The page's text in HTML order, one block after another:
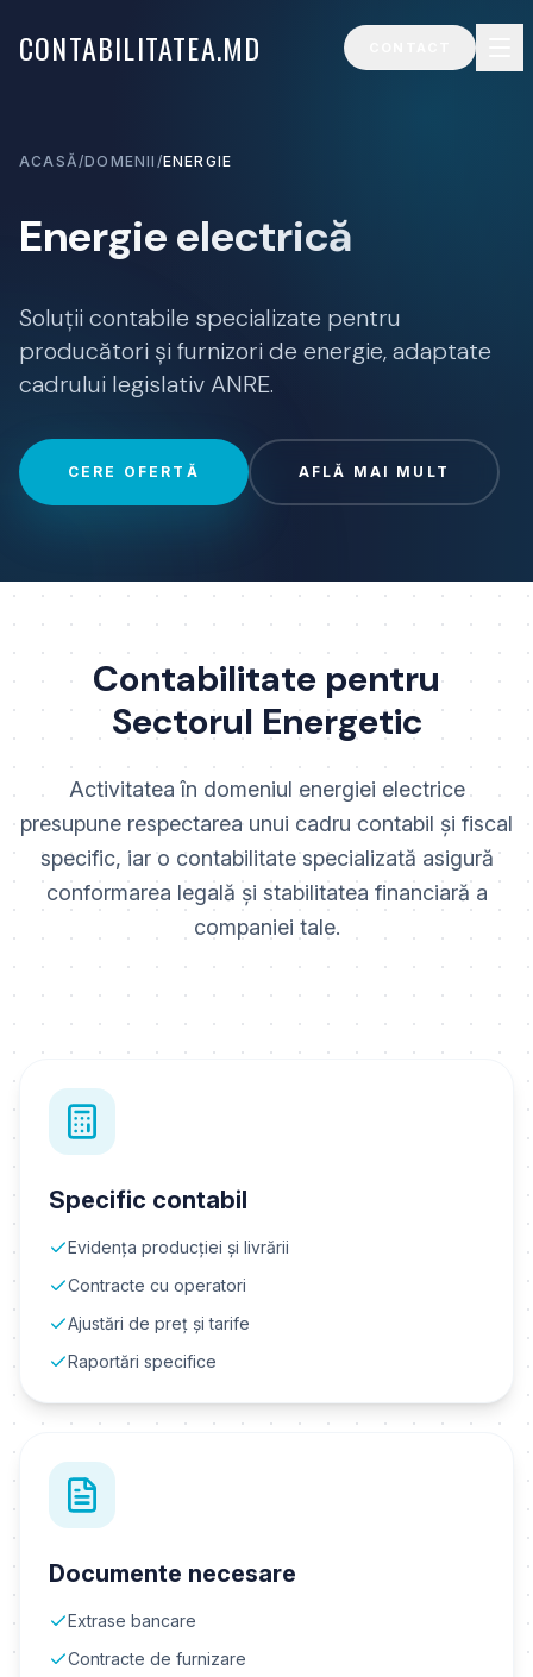
CONTABILITATEA.MD
ACASĂ/DOMENII /ENERGIE
Energie electrică
Soluții contabile specializate pentru
producători și furnizori de energie, adaptate
cadrului legislativ ANRE.
CERE OFERTĂ AFLĂ MAI MULT
Contabilitate pentru
Sectorul Energetic
Activitatea în domeniul energiei electrice
presupune respectarea unui cadru contabil și fiscal
specific, iar o contabilitate specializată asigură
conformarea legală și stabilitatea financiară a
companiei tale.
Specific contabil
Evidența producției și livrării
Contracte cu operatori
Ajustări de preț și tarife
Raportări specifice
Documente necesare
Extrase bancare
Contracte de furnizare